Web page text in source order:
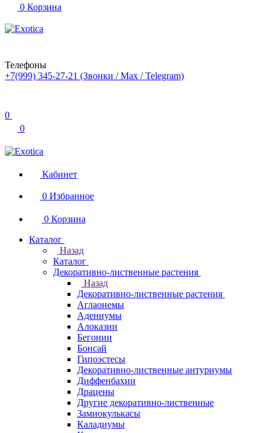
0 Корзина
Телефоны
+7(999) 345-27-21 (Звонки / Max / Telegram)
0
0
Кабинет
0 Избранное
0 Корзина
Каталог
Назад
Каталог
Декоративно-лиственные растения
Назад
Декоративно-лиственные растения
Аглаонемы
Адениумы
Алоказии
Бегонии
Бонсай
Гипоэстесы
Декоративно-лиственные антуриумы
Диффенбахии
Драцены
Другие декоративно-лиственные
Замиокулькасы
Каладиумы